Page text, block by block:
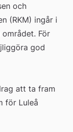
och
(RKM) ingår i
För
god
att ta fram
för Luleå